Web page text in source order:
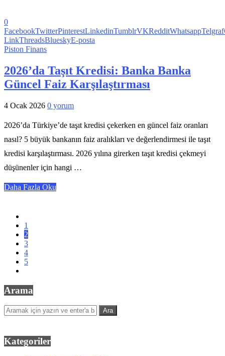
0
FacebookTwitterPinterestLinkedinTumblrVKRedditWhatsappTelgraf
LinkThreadsBlueskyE-posta
Piston Finans
2026’da Taşıt Kredisi: Banka Banka
Güncel Faiz Karşılaştırması
4 Ocak 2026 0 yorum
2026’da Türkiye’de taşıt kredisi çekerken en güncel faiz oranları
nasıl? 5 büyük bankanın faiz aralıkları ve değerlendirmesi ile taşıt
kredisi karşılaştırması. 2026 yılına girerken taşıt kredisi çekmeyi
düşünenler için hangi …
Daha Fazla Oku
1
2
3
4
5
Arama
Kategoriler